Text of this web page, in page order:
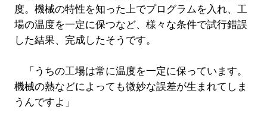
度。機械の特性を知った上でプログラムを入れ、工
場の温度を一定に保つなど、様々な条件で試行錯誤
した結果、完成したそうです。
「うちの工場は常に温度を一定に保っています。
機械の熱などによっても微妙な誤差が生まれてしま
うんですよ」